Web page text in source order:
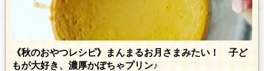
《秋のおやつレシピ》まんまるお月さまみたい！ 子ど
もが大好き、濃厚かぼちゃプリン♪